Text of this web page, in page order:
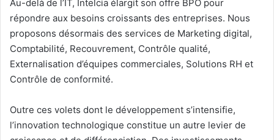
Au-delà de l’IT, Intelcia élargit son offre BPO pour
répondre aux besoins croissants des entreprises. Nous
proposons désormais des services de Marketing digital,
Comptabilité, Recouvrement, Contrôle qualité,
Externalisation d’équipes commerciales, Solutions RH et
Contrôle de conformité.
Outre ces volets dont le développement s’intensifie,
l’innovation technologique constitue un autre levier de